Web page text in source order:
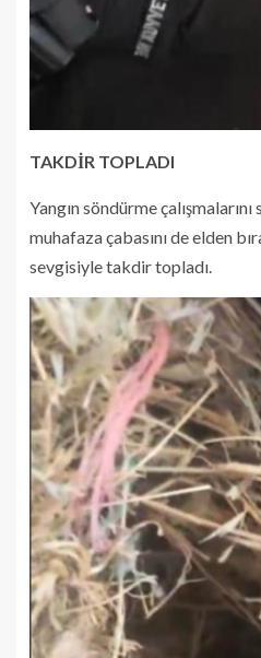
TAKDİR TOPLADI
Yangın söndürme
muhafaza çabasını de elden
sevgisiyle takdir topladı.